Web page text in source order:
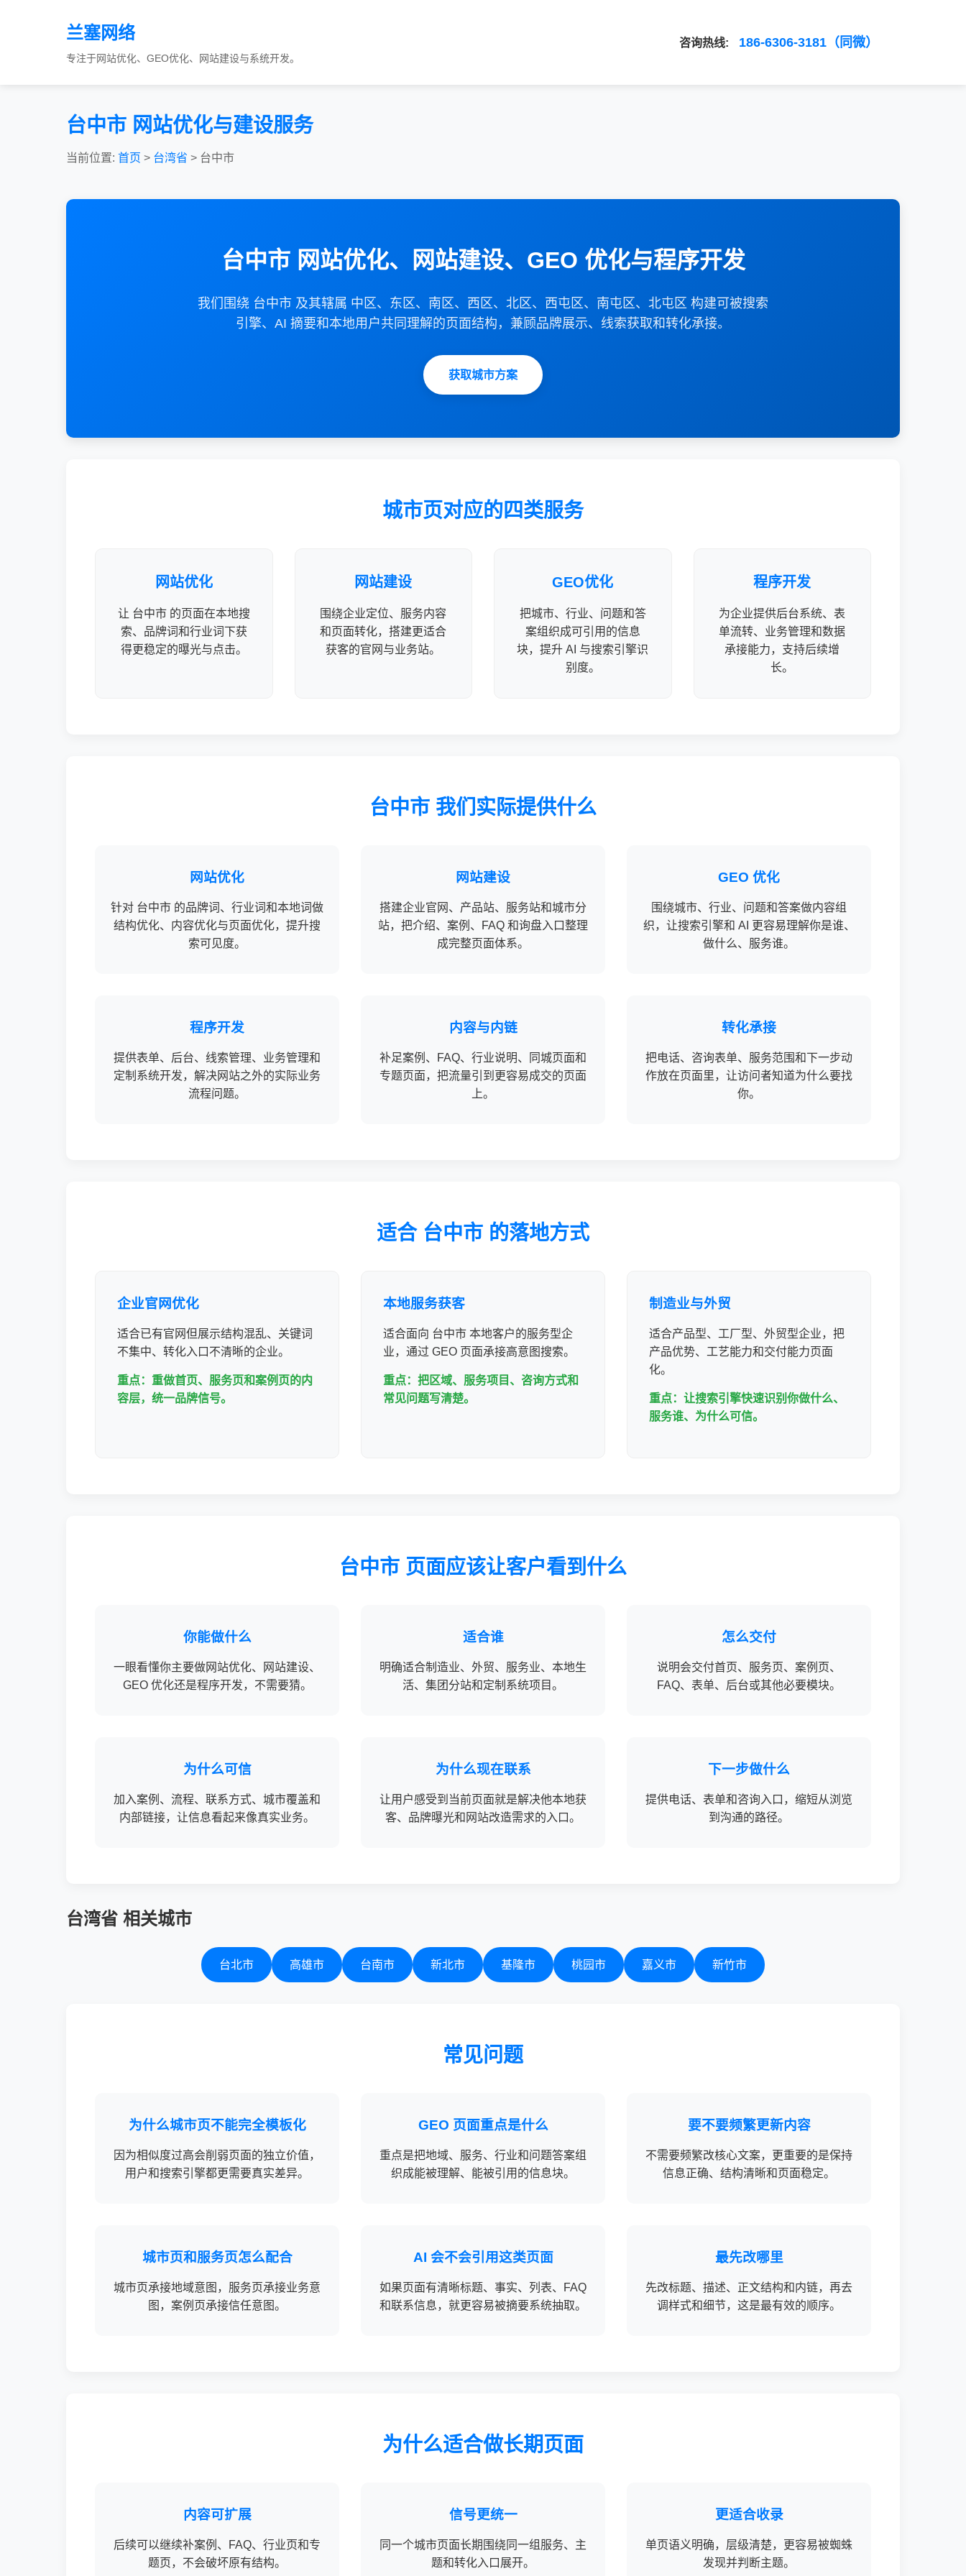
兰塞网络
专注于网站优化、GEO优化、网站建设与系统开发。
咨询热线: 186-6306-3181（同微）
台中市 网站优化与建设服务
当前位置: 首页 > 台湾省 > 台中市
台中市 网站优化、网站建设、GEO 优化与程序开发
我们围绕 台中市 及其辖属 中区、东区、南区、西区、北区、西屯区、南屯区、北屯区 构建可被搜索
引擎、AI 摘要和本地用户共同理解的页面结构，兼顾品牌展示、线索获取和转化承接。
获取城市方案
城市页对应的四类服务
网站优化
让 台中市 的页面在本地搜
索、品牌词和行业词下获
得更稳定的曝光与点击。
网站建设
围绕企业定位、服务内容
和页面转化，搭建更适合
获客的官网与业务站。
GEO优化
把城市、行业、问题和答
案组织成可引用的信息
块，提升 AI 与搜索引擎识
别度。
程序开发
为企业提供后台系统、表
单流转、业务管理和数据
承接能力，支持后续增
长。
台中市 我们实际提供什么
网站优化
针对 台中市 的品牌词、行业词和本地词做
结构优化、内容优化与页面优化，提升搜
索可见度。
网站建设
搭建企业官网、产品站、服务站和城市分
站，把介绍、案例、FAQ 和询盘入口整理
成完整页面体系。
GEO 优化
围绕城市、行业、问题和答案做内容组
织，让搜索引擎和 AI 更容易理解你是谁、
做什么、服务谁。
程序开发
提供表单、后台、线索管理、业务管理和
定制系统开发，解决网站之外的实际业务
流程问题。
内容与内链
补足案例、FAQ、行业说明、同城页面和
专题页面，把流量引到更容易成交的页面
上。
转化承接
把电话、咨询表单、服务范围和下一步动
作放在页面里，让访问者知道为什么要找
你。
适合 台中市 的落地方式
企业官网优化
适合已有官网但展示结构混乱、关键词
不集中、转化入口不清晰的企业。
重点：重做首页、服务页和案例页的内
容层，统一品牌信号。
本地服务获客
适合面向 台中市 本地客户的服务型企
业，通过 GEO 页面承接高意图搜索。
重点：把区域、服务项目、咨询方式和
常见问题写清楚。
制造业与外贸
适合产品型、工厂型、外贸型企业，把
产品优势、工艺能力和交付能力页面
化。
重点：让搜索引擎快速识别你做什么、
服务谁、为什么可信。
台中市 页面应该让客户看到什么
你能做什么
一眼看懂你主要做网站优化、网站建设、
GEO 优化还是程序开发，不需要猜。
适合谁
明确适合制造业、外贸、服务业、本地生
活、集团分站和定制系统项目。
怎么交付
说明会交付首页、服务页、案例页、
FAQ、表单、后台或其他必要模块。
为什么可信
加入案例、流程、联系方式、城市覆盖和
内部链接，让信息看起来像真实业务。
为什么现在联系
让用户感受到当前页面就是解决他本地获
客、品牌曝光和网站改造需求的入口。
下一步做什么
提供电话、表单和咨询入口，缩短从浏览
到沟通的路径。
台湾省 相关城市
台北市 高雄市 台南市 新北市 基隆市 桃园市 嘉义市 新竹市
常见问题
为什么城市页不能完全模板化
因为相似度过高会削弱页面的独立价值，
用户和搜索引擎都更需要真实差异。
GEO 页面重点是什么
重点是把地域、服务、行业和问题答案组
织成能被理解、能被引用的信息块。
要不要频繁更新内容
不需要频繁改核心文案，更重要的是保持
信息正确、结构清晰和页面稳定。
城市页和服务页怎么配合
城市页承接地域意图，服务页承接业务意
图，案例页承接信任意图。
AI 会不会引用这类页面
如果页面有清晰标题、事实、列表、FAQ
和联系信息，就更容易被摘要系统抽取。
最先改哪里
先改标题、描述、正文结构和内链，再去
调样式和细节，这是最有效的顺序。
为什么适合做长期页面
内容可扩展
后续可以继续补案例、FAQ、行业页和专
题页，不会破坏原有结构。
信号更统一
同一个城市页面长期围绕同一组服务、主
题和转化入口展开。
更适合收录
单页语义明确，层级清楚，更容易被蜘蛛
发现并判断主题。